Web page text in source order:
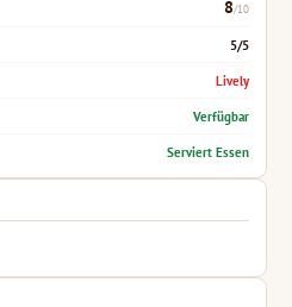
8/10
5/5
Lively
Verfügbar
Serviert Essen